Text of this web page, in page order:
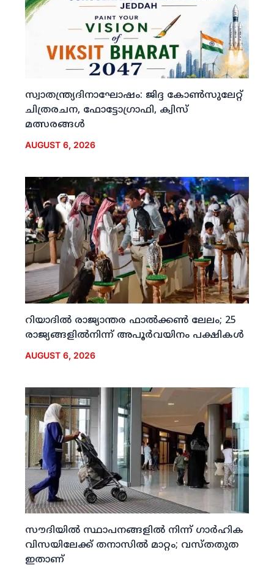
സ്വാതന്ത്ര്യദിനാഘോഷം: ജിദ്ദ കോണ്‍സുലേറ്റ്
ചിത്രരചന, ഫോട്ടോഗ്രാഫി, ക്വിസ്
മത്സരങ്ങള്‍
AUGUST 6, 2026
റിയാദില്‍ രാജ്യാന്തര ഫാല്‍ക്കണ്‍ ലേലം; 25
രാജ്യങ്ങളില്‍നിന്ന് അപൂര്‍വയിനം പക്ഷികള്‍
AUGUST 6, 2026
സൗദിയില്‍ സ്ഥാപനങ്ങളില്‍ നിന്ന് ഗാര്‍ഹിക
വിസയിലേക്ക് തനാസില്‍ മാറ്റം; വസ്തതുത
ഇതാണ്